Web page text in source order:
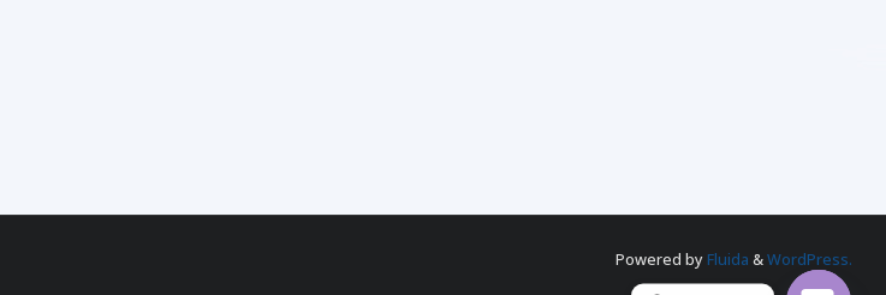
Powered by Fluida &WordPress.